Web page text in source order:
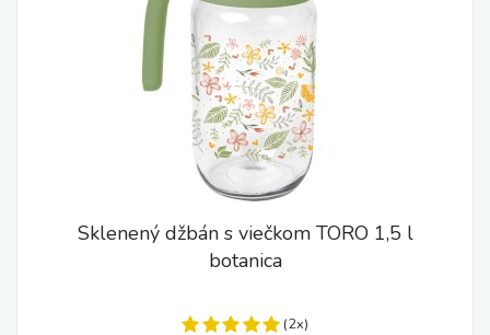
Sklenený džbán s viečkom TORO 1,5 l
botanica
(2x)